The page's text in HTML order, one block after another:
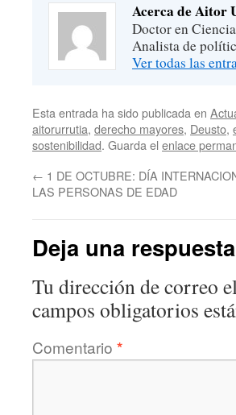
Acerca de Aitor
Doctor en
Analista de
Ver todas las
Esta entrada ha sido publicada en
aitorurrutia, derecho mayores, Deusto,
sostenibilidad. Guarda el enlace
← 1 DE OCTUBRE: DÍA
LAS PERSONAS DE EDAD
Deja una respuesta
Tu dirección de correo
campos obligatorios
Comentario *